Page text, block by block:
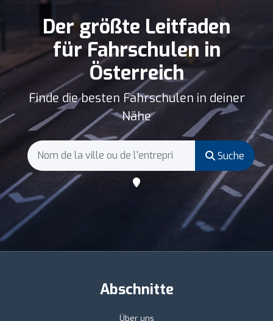
Der größte Leitfaden
für Fahrschulen in
Österreich
Finde die besten Fahrschulen in deiner
Nähe
Suche
Abschnitte
Über uns